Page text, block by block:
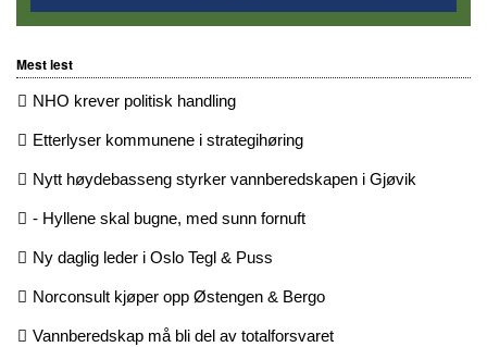
Mest lest
NHO krever politisk handling
Etterlyser kommunene i strategihøring
Nytt høydebasseng styrker vannberedskapen i Gjøvik
- Hyllene skal bugne, med sunn fornuft
Ny daglig leder i Oslo Tegl & Puss
Norconsult kjøper opp Østengen & Bergo
Vannberedskap må bli del av totalforsvaret